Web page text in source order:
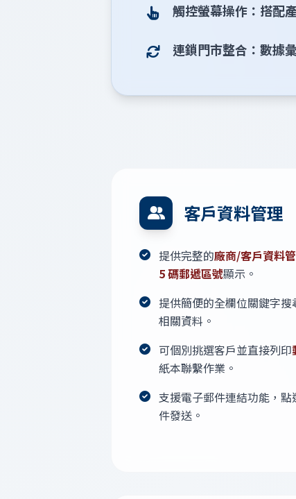
觸控螢幕操作：搭配
連鎖門市整合：數據
客戶資料管理
提供完整的廠商/客戶資料
5 碼郵遞區號顯示。
提供簡便的全欄位關鍵字
相關資料。
可個別挑選客戶並直接列印
紙本聯繫作業。
支援電子郵件連結功能，
件發送。